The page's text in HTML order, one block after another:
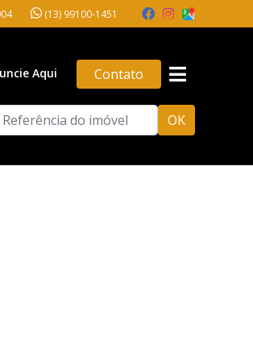
(13) 99100-1451
Aqui Contato
OK